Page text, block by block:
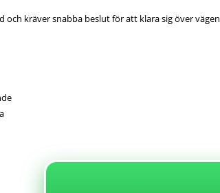
kräver snabba beslut för att klara sig över vägen